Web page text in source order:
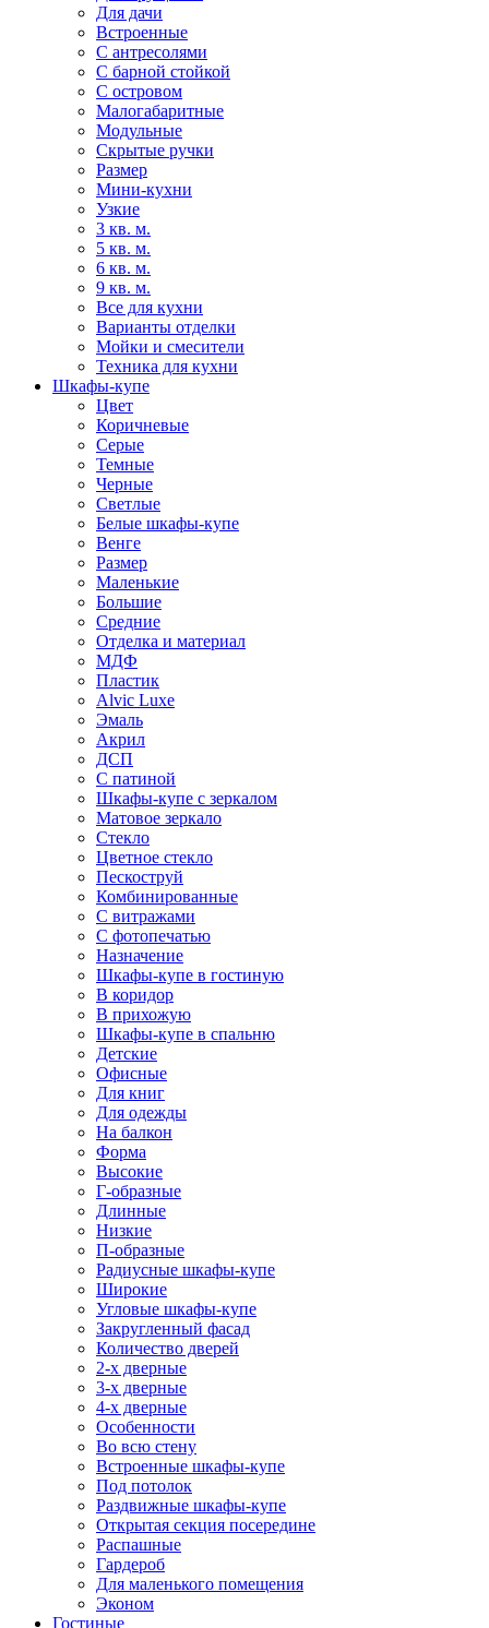
Для дачи
Встроенные
С антресолями
С барной стойкой
С островом
Малогабаритные
Модульные
Скрытые ручки
Размер
Мини-кухни
Узкие
3 кв. м.
5 кв. м.
6 кв. м.
9 кв. м.
Все для кухни
Варианты отделки
Мойки и смесители
Техника для кухни
Шкафы-купе
Цвет
Коричневые
Серые
Темные
Черные
Светлые
Белые шкафы-купе
Венге
Размер
Маленькие
Большие
Средние
Отделка и материал
МДФ
Пластик
Alvic Luxe
Эмаль
Акрил
ДСП
С патиной
Шкафы-купе с зеркалом
Матовое зеркало
Стекло
Цветное стекло
Пескоструй
Комбинированные
С витражами
С фотопечатью
Назначение
Шкафы-купе в гостиную
В коридор
В прихожую
Шкафы-купе в спальню
Детские
Офисные
Для книг
Для одежды
На балкон
Форма
Высокие
Г-образные
Длинные
Низкие
П-образные
Радиусные шкафы-купе
Широкие
Угловые шкафы-купе
Закругленный фасад
Количество дверей
2-х дверные
3-х дверные
4-х дверные
Особенности
Во всю стену
Встроенные шкафы-купе
Под потолок
Раздвижные шкафы-купе
Открытая секция посередине
Распашные
Гардероб
Для маленького помещения
Эконом
Гостиные